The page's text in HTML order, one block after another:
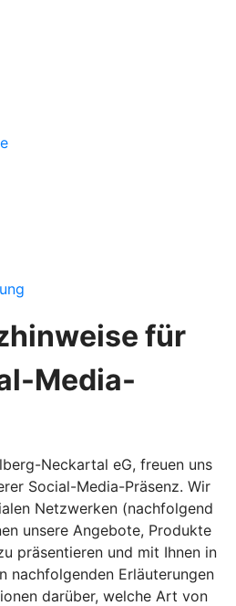
für
Media-
Neckartal eG, freuen uns
Social-Media-Präsenz. Wir
Netzwerken (nachfolgend
unsere Angebote, Produkte
präsentieren und mit Ihnen in
nachfolgenden Erläuterungen
darüber, welche Art von